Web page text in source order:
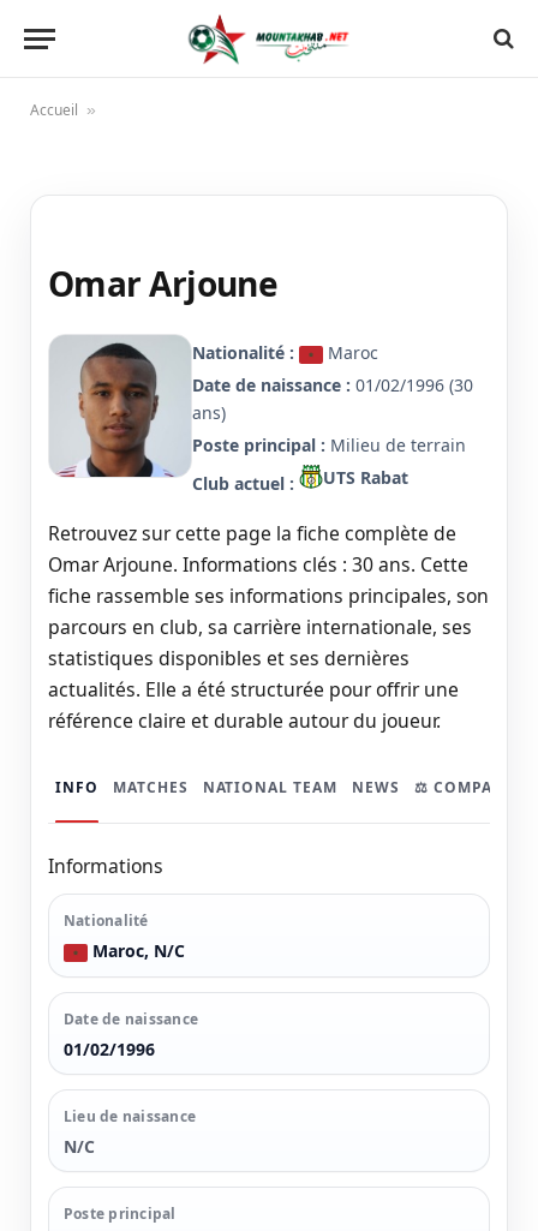
Accueil »
Omar Arjoune
Nationalité :
Maroc
Date de naissance : 01/02/1996 (30
ans)
Poste principal : Milieu de terrain
Club actuel :
UTS Rabat
Retrouvez sur cette page la fiche complète de
Omar Arjoune. Informations clés : 30 ans. Cette
fiche rassemble ses informations principales, son
parcours en club, sa carrière internationale, ses
statistiques disponibles et ses dernières
actualités. Elle a été structurée pour offrir une
référence claire et durable autour du joueur.
INFO MATCHES NATIONAL TEAM NEWS ⚖️ COMPARER
Informations
Nationalité
Maroc, N/C
Date de naissance
01/02/1996
Lieu de naissance
N/C
Poste principal